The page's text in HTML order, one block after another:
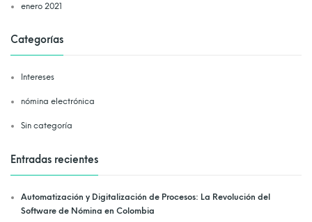
enero 2021
Categorías
Intereses
nómina electrónica
Sin categoría
Entradas recientes
Automatización y Digitalización de Procesos: La Revolución del
Software de Nómina en Colombia